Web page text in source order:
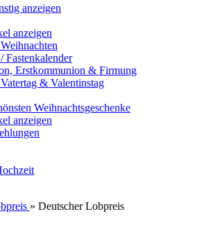
anzeigen
anzeigen
Fastenkalender
Erstkommunion & Firmung
& Valentinstag
Weihnachtsgeschenke
anzeigen
» Deutscher Lobpreis